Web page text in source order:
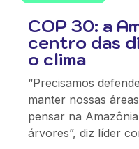
COP 30: a
centro das
o clima
“Precisamos
manter nossas
pensar na
árvores”, diz líder